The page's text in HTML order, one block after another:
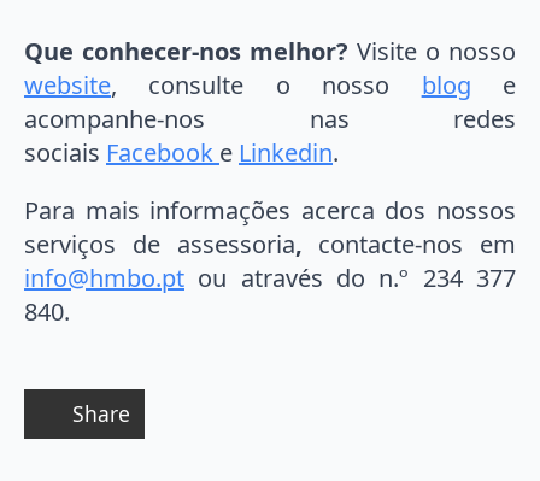
Que conhecer-nos melhor? Visite o nosso
website, consulte o nosso blog e
acompanhe-nos nas redes
sociais Facebook e Linkedin.
Para mais informações acerca dos nossos
serviços de assessoria, contacte-nos em
info@hmbo.pt ou através do n.º 234 377
840.
Share